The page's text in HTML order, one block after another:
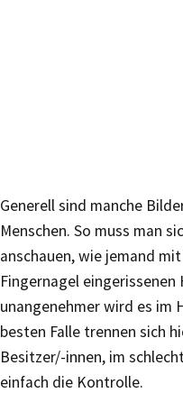
Generell sind manche
Menschen. So muss man
anschauen, wie jemand
Fingernagel
unangenehmer wird es im
besten Falle trennen sich
Besitzer/-innen, im
einfach die Kontrolle.